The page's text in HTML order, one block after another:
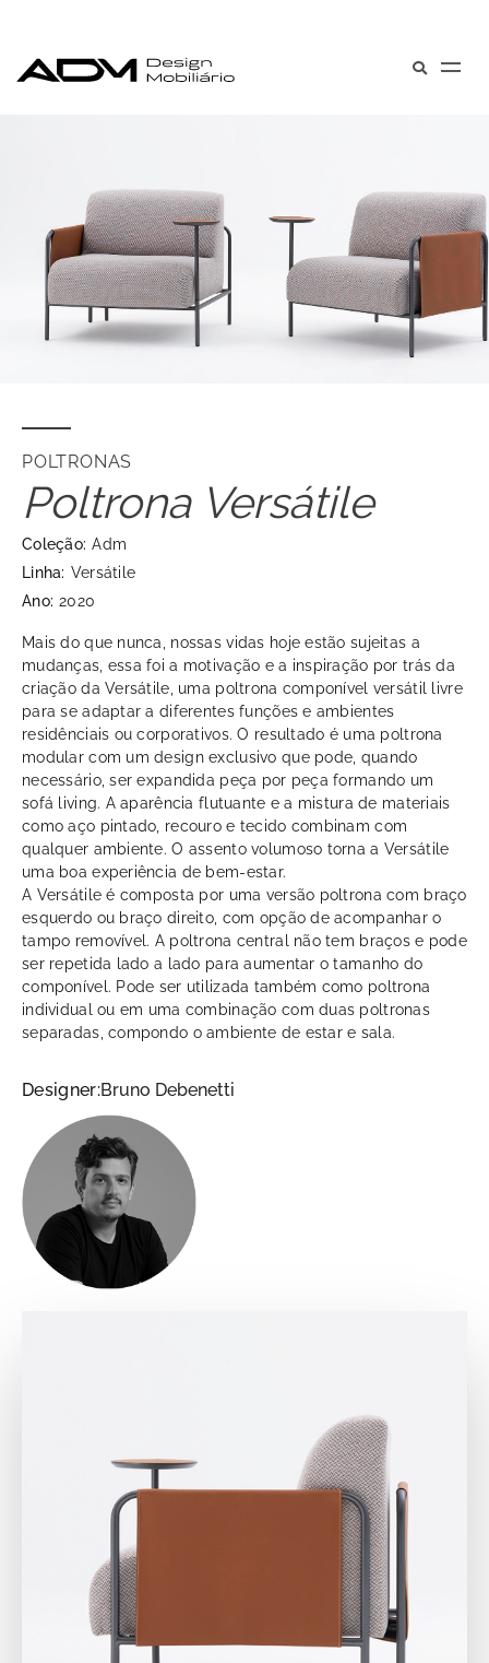
POLTRONAS
Poltrona Versátile
Coleção: Adm
Linha: Versátile
Ano: 2020
Mais do que nunca, nossas vidas hoje estão sujeitas a
mudanças, essa foi a motivação e a inspiração por trás da
criação da Versátile, uma poltrona componível versátil livre
para se adaptar a diferentes funções e ambientes
residênciais ou corporativos. O resultado é uma poltrona
modular com um design exclusivo que pode, quando
necessário, ser expandida peça por peça formando um
sofá living. A aparência flutuante e a mistura de materiais
como aço pintado, recouro e tecido combinam com
qualquer ambiente. O assento volumoso torna a Versátile
uma boa experiência de bem-estar.
A Versátile é composta por uma versão poltrona com braço
esquerdo ou braço direito, com opção de acompanhar o
tampo removível. A poltrona central não tem braços e pode
ser repetida lado a lado para aumentar o tamanho do
componível. Pode ser utilizada também como poltrona
individual ou em uma combinação com duas poltronas
separadas, compondo o ambiente de estar e sala.
Designer:Bruno Debenetti